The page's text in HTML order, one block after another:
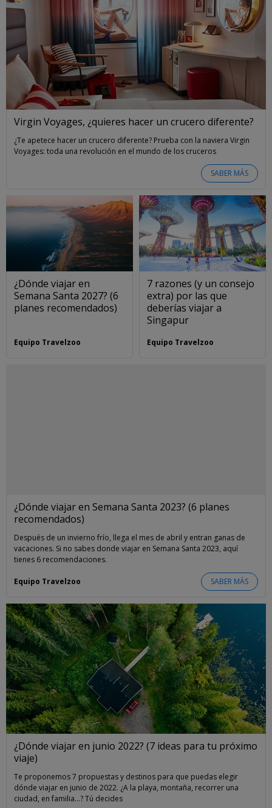
Virgin Voyages, ¿quieres hacer un crucero diferente?
¿Te apetece hacer un crucero diferente? Prueba con la naviera Virgin
Voyages: toda una revolución en el mundo de los cruceros
SABER MÁS
¿Dónde viajar en
Semana Santa 2027? (6
planes recomendados)
Equipo Travelzoo
7 razones (y un consejo
extra) por las que
deberías viajar a
Singapur
Equipo Travelzoo
¿Dónde viajar en Semana Santa 2023? (6 planes
recomendados)
Después de un invierno frío, llega el mes de abril y entran ganas de
vacaciones. Si no sabes donde viajar en Semana Santa 2023, aquí
tienes 6 recomendaciones.
SABER MÁS
Equipo Travelzoo
¿Dónde viajar en junio 2022? (7 ideas para tu próximo
viaje)
Te proponemos 7 propuestas y destinos para que puedas elegir
dónde viajar en junio de 2022. ¿A la playa, montaña, recorrer una
ciudad, en familia...? Tú decides